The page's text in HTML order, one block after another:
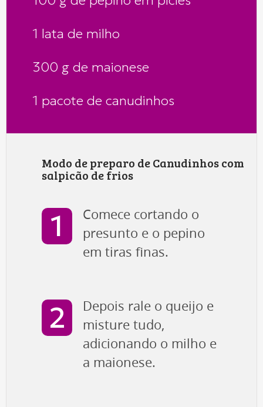
1 lata de milho
300 g de maionese
1 pacote de canudinhos
Modo de preparo de Canudinhos com
salpicão de frios
Comece cortando o
presunto e o pepino
em tiras finas.
Depois rale o queijo e
misture tudo,
adicionando o milho e
a maionese.